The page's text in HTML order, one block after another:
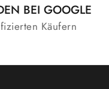
BEI GOOGLE
Käufern